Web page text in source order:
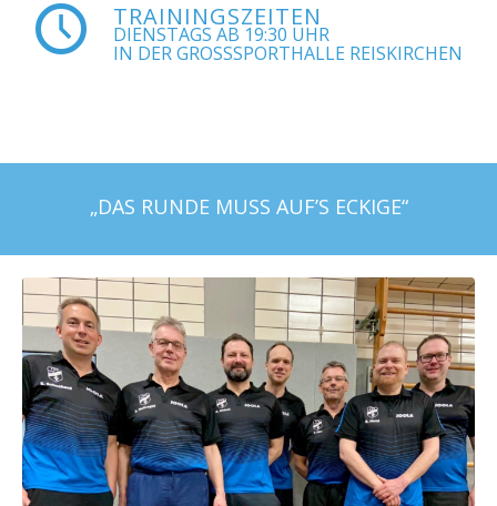
TRAININGSZEITEN
DIENSTAGS AB 19:30 UHR
IN DER GROSSSPORTHALLE REISKIRCHEN
„DAS RUNDE MUSS AUF’S ECKIGE“